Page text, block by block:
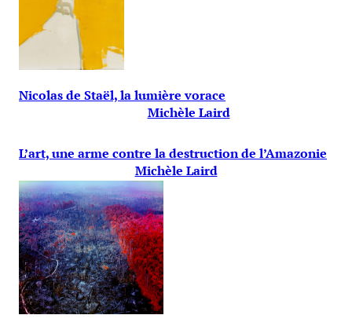
Nicolas de Staël, la lumière vorace
Michèle Laird
L’art, une arme contre la destruction de l’Amazonie
Michèle Laird